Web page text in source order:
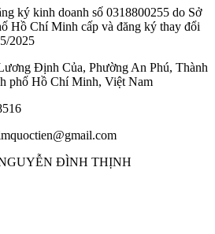
ký kinh doanh số 0318800255 do Sở
Hồ Chí Minh cấp và đăng ký thay đổi
2025
Định Của, Phường An Phú, Thành
phố Hồ Chí Minh, Việt Nam
NGUYỄN ĐÌNH THỊNH